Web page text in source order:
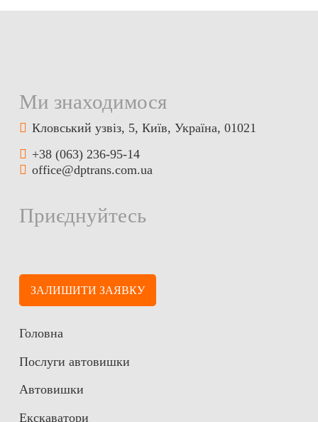
Ми знаходимося
Кловський узвіз, 5, Київ, Україна, 01021
+38 (063) 236-95-14
office@dptrans.com.ua
Приєднуйтесь
ЗАЛИШИТИ ЗАЯВКУ
Головна
Послуги автовишки
Автовишки
Екскаватори